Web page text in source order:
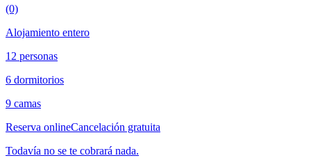
(0)
Alojamiento entero
12 personas
6 dormitorios
9 camas
Reserva onlineCancelación gratuita
Todavía no se te cobrará nada.